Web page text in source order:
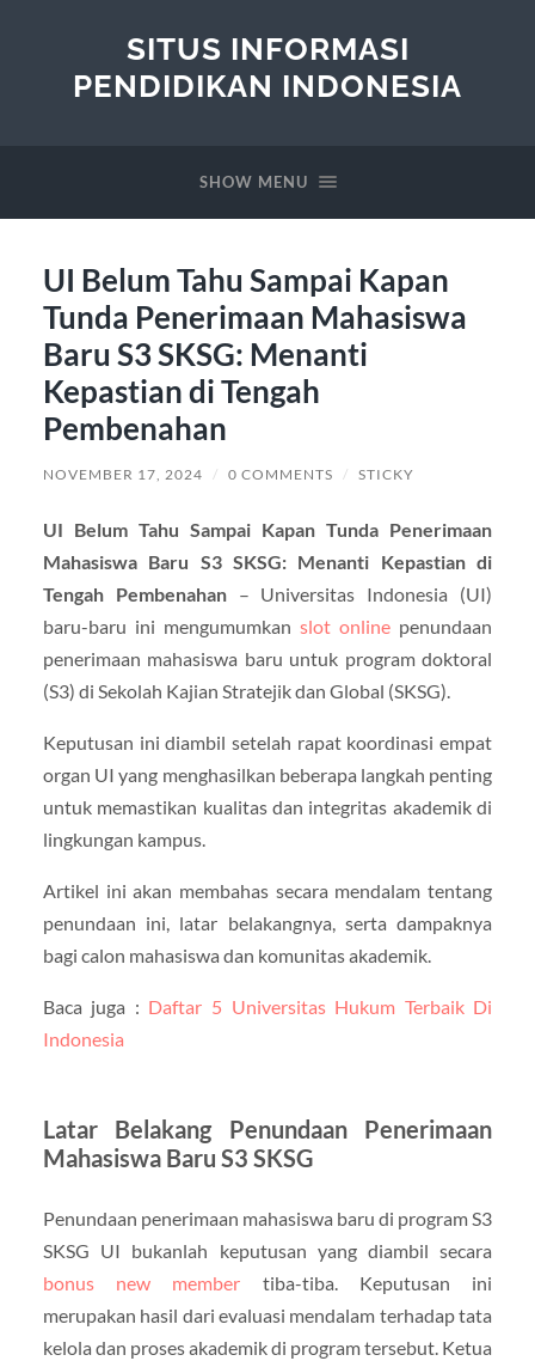
SITUS INFORMASI
PENDIDIKAN INDONESIA
SHOW MENU
UI Belum Tahu Sampai Kapan
Tunda Penerimaan Mahasiswa
Baru S3 SKSG: Menanti
Kepastian di Tengah
Pembenahan
NOVEMBER 17, 2024 / 0 COMMENTS / STICKY
UI Belum Tahu Sampai Kapan Tunda Penerimaan
Mahasiswa Baru S3 SKSG: Menanti Kepastian di
Tengah Pembenahan– Universitas Indonesia (UI)
baru-baru ini mengumumkanslot online penundaan
penerimaan mahasiswa baru untuk program doktoral
(S3) di Sekolah Kajian Stratejik dan Global (SKSG).
Keputusan ini diambil setelah rapat koordinasi empat
organ UI yang menghasilkan beberapa langkah penting
untuk memastikan kualitas dan integritas akademik di
lingkungan kampus.
Artikel ini akan membahas secara mendalam tentang
penundaan ini, latar belakangnya, serta dampaknya
bagi calon mahasiswa dan komunitas akademik.
Baca juga : Daftar 5 Universitas Hukum Terbaik Di
Indonesia
Latar Belakang Penundaan Penerimaan
Mahasiswa Baru S3 SKSG
Penundaan penerimaan mahasiswa baru di program S3
SKSG UI bukanlah keputusan yang diambil secara
bonus new member tiba-tiba. Keputusan ini
merupakan hasil dari evaluasi mendalam terhadap tata
kelola dan proses akademik di program tersebut. Ketua